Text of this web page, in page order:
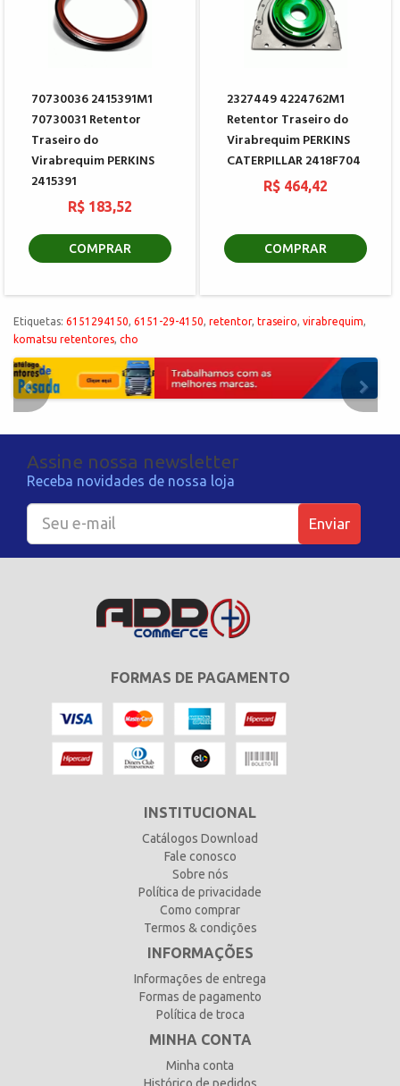
70730036 2415391M1
70730031 Retentor
Traseiro do
Virabrequim PERKINS
2415391
R$ 183,52
COMPRAR
2327449 4224762M1
Retentor Traseiro do
Virabrequim PERKINS
CATERPILLAR 2418F704
R$ 464,42
COMPRAR
Etiquetas: 6151294150, 6151-29-4150, retentor, traseiro, virabrequim,
komatsu retentores, cho
Assine nossa newsletter
Receba novidades de nossa loja
Enviar
FORMAS DE PAGAMENTO
INSTITUCIONAL
Catálogos Download
Fale conosco
Sobre nós
Política de privacidade
Como comprar
Termos & condições
INFORMAÇÕES
Informações de entrega
Formas de pagamento
Política de troca
MINHA CONTA
Minha conta
Histórico de pedidos